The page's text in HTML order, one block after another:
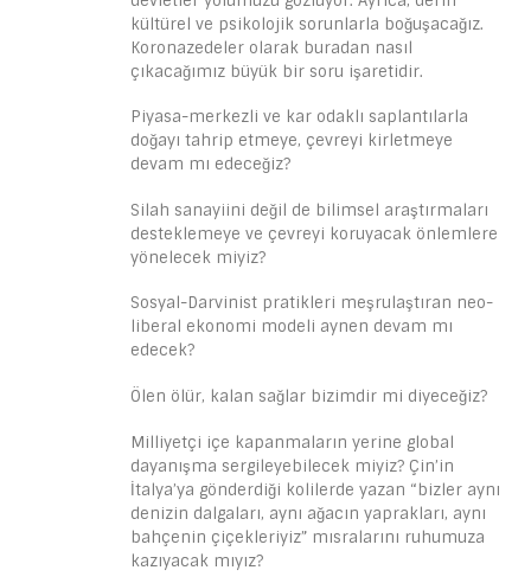
kültürel ve psikolojik sorunlarla boğuşacağız.
Koronazedeler olarak buradan nasıl
çıkacağımız büyük bir soru işaretidir.
Piyasa-merkezli ve kar odaklı saplantılarla
doğayı tahrip etmeye, çevreyi kirletmeye
devam mı edeceğiz?
Silah sanayiini değil de bilimsel araştırmaları
desteklemeye ve çevreyi koruyacak önlemlere
yönelecek miyiz?
Sosyal-Darvinist pratikleri meşrulaştıran neo-
liberal ekonomi modeli aynen devam mı
edecek?
Ölen ölür, kalan sağlar bizimdir mi diyeceğiz?
Milliyetçi içe kapanmaların yerine global
dayanışma sergileyebilecek miyiz? Çin’in
İtalya’ya gönderdiği kolilerde yazan “bizler aynı
denizin dalgaları, aynı ağacın yaprakları, aynı
bahçenin çiçekleriyiz” mısralarını ruhumuza
kazıyacak mıyız?